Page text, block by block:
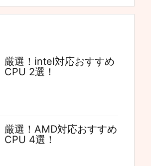
厳選！intel対応おすすめ
CPU 2選！
厳選！AMD対応おすすめ
CPU 4選！